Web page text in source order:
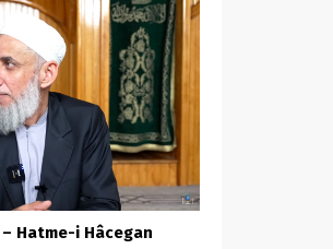
Hatme-i Hâcegan